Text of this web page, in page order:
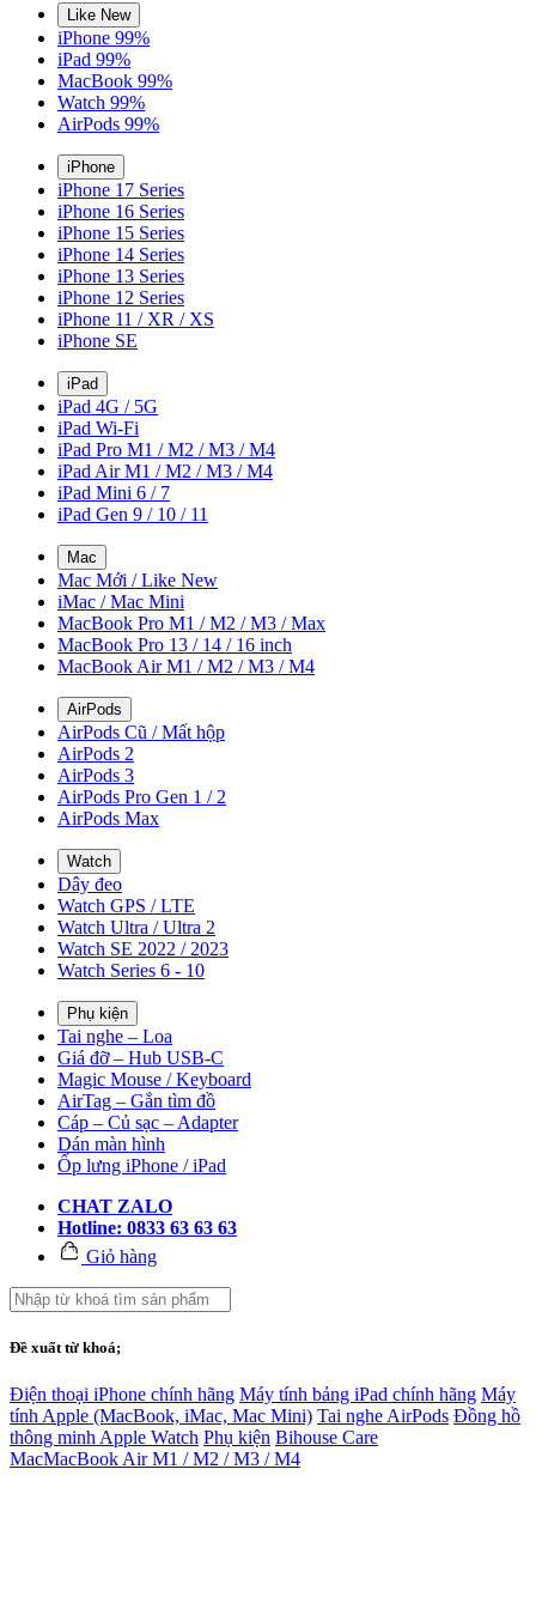
Like New
iPhone 99%
iPad 99%
MacBook 99%
Watch 99%
AirPods 99%
iPhone
iPhone 17 Series
iPhone 16 Series
iPhone 15 Series
iPhone 14 Series
iPhone 13 Series
iPhone 12 Series
iPhone 11 / XR / XS
iPhone SE
iPad
iPad 4G / 5G
iPad Wi-Fi
iPad Pro M1 / M2 / M3 / M4
iPad Air M1 / M2 / M3 / M4
iPad Mini 6 / 7
iPad Gen 9 / 10 / 11
Mac
Mac Mới / Like New
iMac / Mac Mini
MacBook Pro M1 / M2 / M3 / Max
MacBook Pro 13 / 14 / 16 inch
MacBook Air M1 / M2 / M3 / M4
AirPods
AirPods Cũ / Mất hộp
AirPods 2
AirPods 3
AirPods Pro Gen 1 / 2
AirPods Max
Watch
Dây đeo
Watch GPS / LTE
Watch Ultra / Ultra 2
Watch SE 2022 / 2023
Watch Series 6 - 10
Phụ kiện
Tai nghe – Loa
Giá đỡ – Hub USB-C
Magic Mouse / Keyboard
AirTag – Gắn tìm đồ
Cáp – Củ sạc – Adapter
Dán màn hình
Ốp lưng iPhone / iPad
CHAT ZALO
Hotline: 0833 63 63 63
Giỏ hàng
Đề xuất từ khoá;
Điện thoại iPhone chính hãng Máy tính bảng iPad chính hãng Máy
tính Apple (MacBook, iMac, Mac Mini) Tai nghe AirPods Đồng hồ
thông minh Apple Watch Phụ kiện Bihouse Care
MacMacBook Air M1 / M2 / M3 / M4